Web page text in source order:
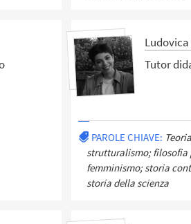
Tutor
PAROLE CHIAVE:
strutturalismo;
femminismo; storia
storia della scienza